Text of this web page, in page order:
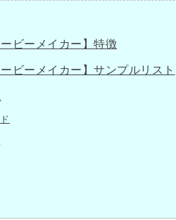
ービーメイカー】特徴
ービーメイカー】サンプルリスト